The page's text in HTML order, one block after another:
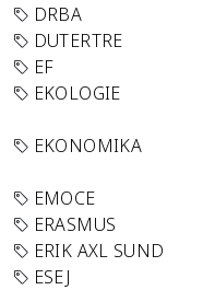
DRBA
DUTERTRE
EF
EKOLOGIE
EKONOMIKA
EMOCE
ERASMUS
ERIK AXL SUND
ESEJ